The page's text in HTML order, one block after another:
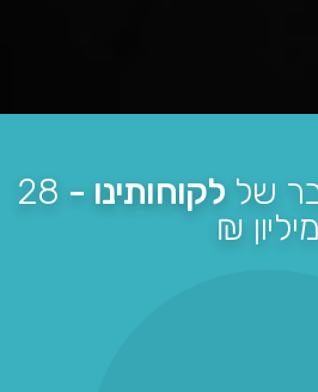
של לקוחותינו - 28
מיליון ₪